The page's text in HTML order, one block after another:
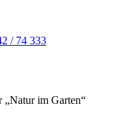
/ 74 333
„Natur im Garten“